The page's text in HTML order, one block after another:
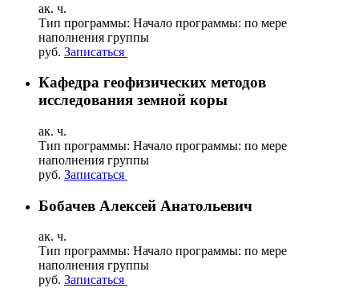
ак. ч.
Тип программы: Начало программы: по мере
наполнения группы
руб. Записаться
Кафедра геофизических методов
исследования земной коры
ак. ч.
Тип программы: Начало программы: по мере
наполнения группы
руб. Записаться
Бобачев Алексей Анатольевич
ак. ч.
Тип программы: Начало программы: по мере
наполнения группы
руб. Записаться